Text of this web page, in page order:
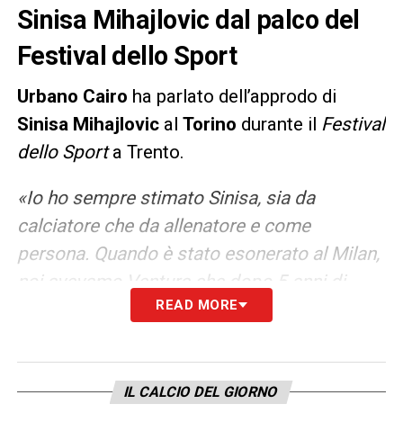
Sinisa Mihajlovic dal palco del
Festival dello Sport
Urbano Cairo ha parlato dell’approdo di
Sinisa Mihajlovical Torino durante il Festival
dello Sporta Trento.
«Io ho sempre stimato Sinisa, sia da
calciatore che da allenatore e come
persona. Quando è stato esonerato al Milan,
noi avevamo Ventura che dopo 5 anni di
Toro aveva avuto la possibilità di andare in
Mihajlovic che poteva essere l’allenatore
giusto, è stato fatto tutto in grande velocità.
READ MORE
IL CALCIO DEL GIORNO